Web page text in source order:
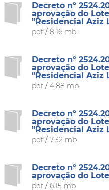
Decreto nº
aprovação do
"Residencial Aziz
pdf/ 8.16 mb
Decreto nº
aprovação do
"Residencial Aziz
pdf/ 4.88 mb
Decreto nº
aprovação do
"Residencial Aziz
pdf/ 7.32 mb
Decreto nº
aprovação do
pdf/ 6.15 mb